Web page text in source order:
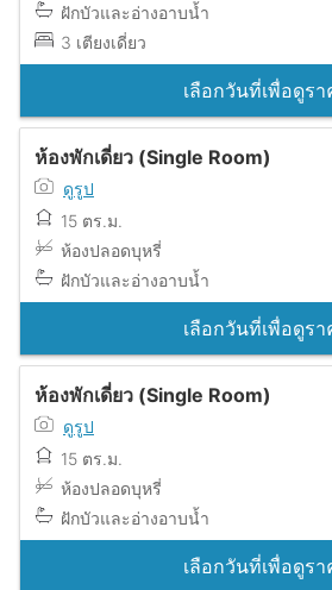
ฝักบัวและอ่างอาบน้ำ
3 เตียงเดี่ยว
เลือกวันที่เพื่อดูรา
ห้องพักเดี่ยว (Single Room)
ดูรูป
15 ตร.ม.
ห้องปลอดบุหรี่
ฝักบัวและอ่างอาบน้ำ
เลือกวันที่เพื่อดูรา
ห้องพักเดี่ยว (Single Room)
ดูรูป
15 ตร.ม.
ห้องปลอดบุหรี่
ฝักบัวและอ่างอาบน้ำ
เลือกวันที่เพื่อดูรา